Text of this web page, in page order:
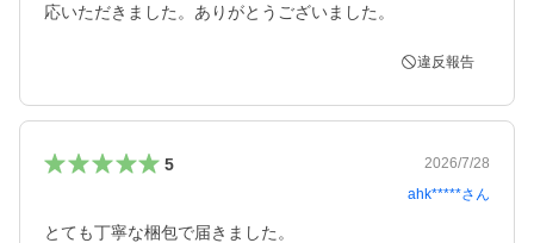
応いただきました。ありがとうございました。
違反報告
5
2026/7/28
ahk*****さん
とても丁寧な梱包で届きました。